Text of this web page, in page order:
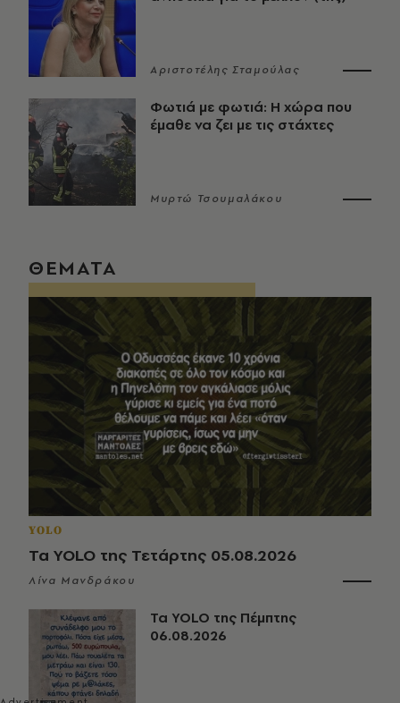
Αριστοτέλης Σταμούλας
Φωτιά με φωτιά: Η χώρα που
έμαθε να ζει με τις στάχτες
Μυρτώ Τσουμαλάκου
ΘΕΜΑΤΑ
YOLO
Τα YOLO της Τετάρτης 05.08.2026
Λίνα Μανδράκου
Τα YOLO της Πέμπτης
06.08.2026